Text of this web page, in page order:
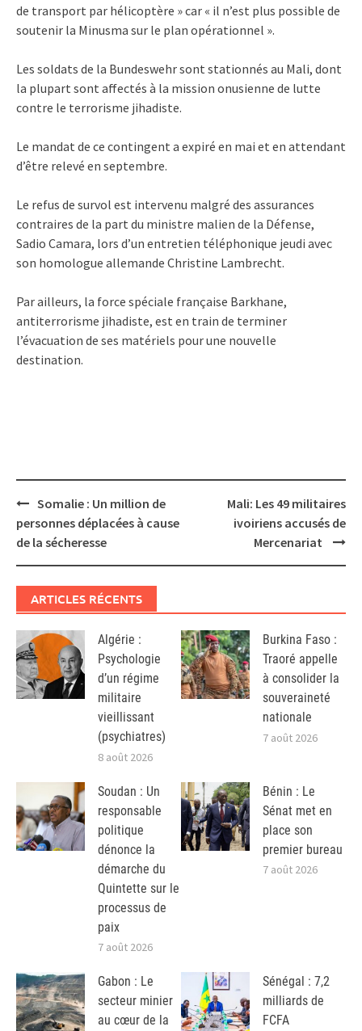
de transport par hélicoptère » car « il n’est plus possible de
soutenir la Minusma sur le plan opérationnel ».
Les soldats de la Bundeswehr sont stationnés au Mali, dont
la plupart sont affectés à la mission onusienne de lutte
contre le terrorisme jihadiste.
Le mandat de ce contingent a expiré en mai et en attendant
d’être relevé en septembre.
Le refus de survol est intervenu malgré des assurances
contraires de la part du ministre malien de la Défense,
Sadio Camara, lors d’un entretien téléphonique jeudi avec
son homologue allemande Christine Lambrecht.
Par ailleurs, la force spéciale française Barkhane,
antiterrorisme jihadiste, est en train de terminer
l’évacuation de ses matériels pour une nouvelle
destination.
Post
navigation
Somalie : Un million de
personnes déplacées à cause
de la sécheresse
Mali: Les 49 militaires
ivoiriens accusés de
Mercenariat
ARTICLES RÉCENTS
Algérie :
Psychologie
d’un régime
militaire
vieillissant
(psychiatres)
8 août 2026
Burkina Faso :
Traoré appelle
à consolider la
souveraineté
nationale
7 août 2026
Soudan : Un
responsable
politique
dénonce la
démarche du
Quintette sur le
processus de
paix
7 août 2026
Bénin : Le
Sénat met en
place son
premier bureau
7 août 2026
Gabon : Le
secteur minier
au cœur de la
Sénégal : 7,2
milliards de
FCFA